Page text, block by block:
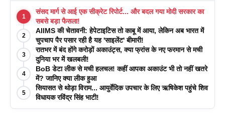
1
संसद मार्ग से आई एक सीक्रेट रिपोर्ट... और बदल गया मोदी सरकार का
सबसे बड़ा फैसला!
2
AIIMS की चेतावनी: हेपेटाइटिस तो काबू में आया, लेकिन अब भारत में
चुपचाप पैर पसार रही है यह 'साइलेंट' बीमारी!
3
रातभर में बंद होंगे करोड़ों अकाउंट्स, क्या फ्रांस के नए फरमान से मची
दुनिया भर में खलबली!
4
BoB डेटा लीक से मची हलचल! कहीं आपका अकाउंट भी तो नहीं खतरे
में? जानिए क्या लीक हुआ
5
सियासत से थोड़ा विराम... आयुर्वेदिक उपचार के लिए ऋषिकेश पहुंचे शिव
विधायक रविंद्र सिंह भाटी!